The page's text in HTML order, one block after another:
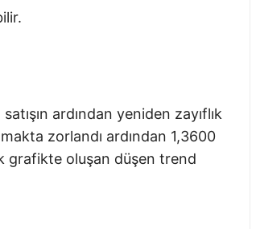
ardından yeniden zayıflık
zorlandı ardından 1,3600
grafikte oluşan düşen trend